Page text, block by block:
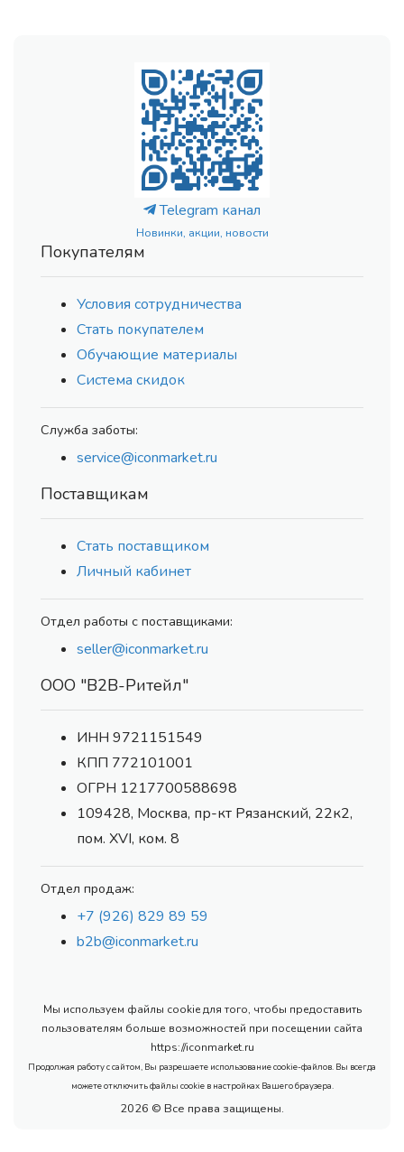
Telegram канал
Новинки, акции, новости
Покупателям
Условия сотрудничества
Стать покупателем
Обучающие материалы
Система скидок
Служба заботы:
service@iconmarket.ru
Поставщикам
Стать поставщиком
Личный кабинет
Отдел работы с поставщиками:
seller@iconmarket.ru
ООО "В2В-Ритейл"
ИНН 9721151549
КПП 772101001
ОГРН 1217700588698
109428, Москва, пр-кт Рязанский, 22к2,
пом. XVI, ком. 8
Отдел продаж:
+7 (926) 829 89 59
b2b@iconmarket.ru
Мы используем файлы cookie для того, чтобы предоставить
пользователям больше возможностей при посещении сайта
https://iconmarket.ru
Продолжая работу с сайтом, Вы разрешаете использование cookie-файлов. Вы всегда
можете отключить файлы cookie в настройках Вашего браузера.
2026 © Все права защищены.